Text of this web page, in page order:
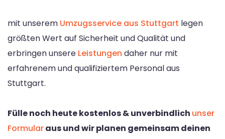
mit unserem Umzugsservice aus Stuttgart legen
größten Wert auf Sicherheit und Qualität und
erbringen unsere Leistungen daher nur mit
erfahrenem und qualifiziertem Personal aus
Stuttgart.
Fülle noch heute kostenlos & unverbindlich unser
Formularaus und wir planen gemeinsam deinen